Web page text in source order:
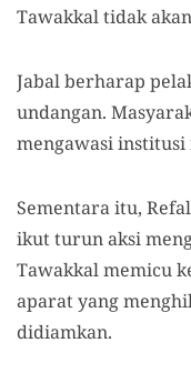
Tawakkal tidak
Jabal berharap
undangan.
mengawasi institusi
Sementara itu,
ikut turun aksi
Tawakkal memicu
aparat yang
didiamkan.